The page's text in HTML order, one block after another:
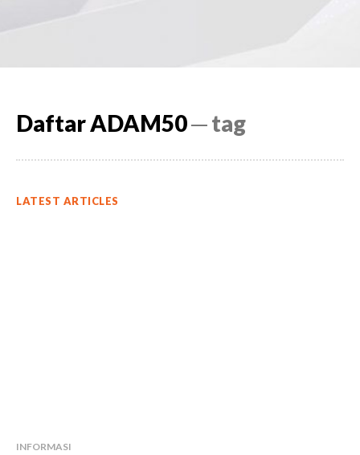
Daftar ADAM50─ tag
LATEST ARTICLES
INFORMASI